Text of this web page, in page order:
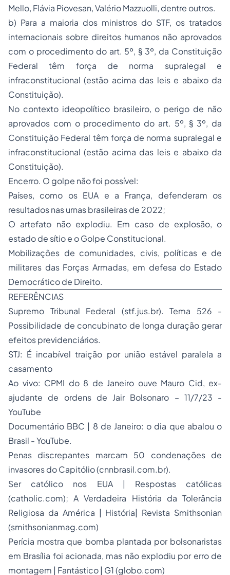
Mello, Flávia Piovesan, Valério Mazzuolli, dentre outros.
b) Para a maioria dos ministros do STF, os tratados
internacionais sobre direitos humanos não aprovados
com o procedimento do art. 5º, § 3º, da Constituição
Federal têm força de norma supralegal e
infraconstitucional (estão acima das leis e abaixo da
Constituição).
No contexto ideopolítico brasileiro, o perigo de não
aprovados com o procedimento do art. 5º, § 3º, da
Constituição Federal têm força de norma supralegal e
infraconstitucional (estão acima das leis e abaixo da
Constituição).
Encerro. O golpe não foi possível:
Países, como os EUA e a França, defenderam os
resultados nas urnas brasileiras de 2022;
O artefato não explodiu. Em caso de explosão, o
estado de sítio e oGolpe Constitucional.
Mobilizações de comunidades, civis, políticas e de
militares das Forças Armadas, em defesa do Estado
Democrático de Direito.
REFERÊNCIAS
Supremo Tribunal Federal (stf.jus.br). Tema 526 -
Possibilidade de concubinato de longa duração gerar
efeitos previdenciários.
STJ: É incabível traição por união estável paralela a
casamento
Ao vivo: CPMI do 8 de Janeiro ouve Mauro Cid, ex-
ajudante de ordens de Jair Bolsonaro – 11/7/23 -
YouTube
Documentário BBC | 8 de Janeiro: o dia que abalou o
Brasil - YouTube.
Penas discrepantes marcam 50 condenações de
invasores do Capitólio (cnnbrasil.com.br).
Ser católico nos EUA | Respostas católicas
(catholic.com); A Verdadeira História da Tolerância
Religiosa da América | História| Revista Smithsonian
(smithsonianmag.com)
Perícia mostra que bomba plantada por bolsonaristas
em Brasília foi acionada, mas não explodiu por erro de
montagem | Fantástico | G1 (globo.com)